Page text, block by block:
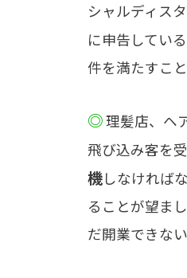
シャルディス
に申告してい
件を満たすこ
◎ 理髪店、ヘ
飛び込み客を
機しなければな
ることが望ま
だ開業できない